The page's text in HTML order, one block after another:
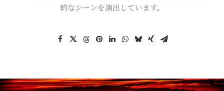
的なシーンを演出しています。